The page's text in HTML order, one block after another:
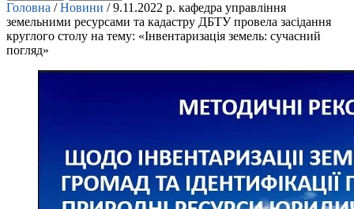
Головна /Новини /9.11.2022 р. кафедра управління
земельними ресурсами та кадастру ДБТУ провела засідання
круглого столу на тему: «Інвентаризація земель: сучасний
погляд»